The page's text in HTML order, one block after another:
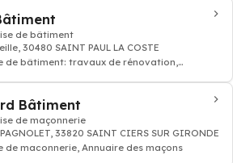
de bâtiment
30480 SAINT PAUL LA COSTE
de bâtiment: travaux de rénovation,
Bâtiment
de maçonnerie
33820 SAINT CIERS SUR GIRONDE
de maconnerie, Annuaire des maçons